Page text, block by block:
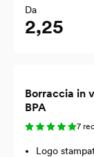
Da
2,25
Borraccia in
BPA
7
Logo